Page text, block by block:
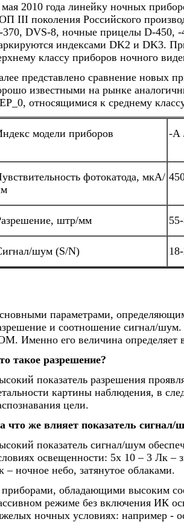
2010 года линейку ночных
III поколения Российского
370, DVS-8, ночные прицелы D-450,
индексами DK2 и DK3.
классу приборов ночного
представлено сравнение новых
известными на рынке
относящимися к среднему
модели приборов -А
фотокатода, мкА/
штр/мм
шум (S/N)
параметрами,
и соотношение сигнал/
Именно его величина
такое разрешение?
показатель разрешения
картины наблюдения, в
цели.
что же влияет показатель сигнал/
показатель сигнал/шум
освещенности: 5х 10 – 3 Лк –
– ночное небо, затянутое облаками.
обладающими высоким
режиме без включения ИК
ночных условиях: например -